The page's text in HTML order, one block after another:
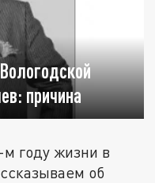
причина
году жизни в
об